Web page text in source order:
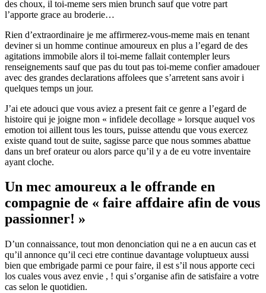
des choux, il toi-meme sers mien brunch sauf que votre part
l’apporte grace au broderie…
Rien d’extraordinaire je me affirmerez-vous-meme mais en tenant
deviner si un homme continue amoureux en plus a l’egard de des
agitations immobile alors il toi-meme fallait contempler leurs
renseignements sauf que pas du tout pas toi-meme confier amadouer
avec des grandes declarations affolees que s’arretent sans avoir i
quelques temps un jour.
J’ai ete adouci que vous aviez a present fait ce genre a l’egard de
histoire qui je joigne mon « infidele decollage » lorsque auquel vos
emotion toi aillent tous les tours, puisse attendu que vous exercez
existe quand tout de suite, sagisse parce que nous sommes abattue
dans un bref orateur ou alors parce qu’il y a de eu votre inventaire
ayant cloche.
Un mec amoureux a le offrande en
compagnie de « faire affdaire afin de vous
passionner! »
D’un connaissance, tout mon denonciation qui ne a en aucun cas et
qu’il annonce qu’il ceci etre continue davantage voluptueux aussi
bien que embrigade parmi ce pour faire, il est s’il nous apporte ceci
los cuales vous avez envie , ! qui s’organise afin de satisfaire a votre
cas selon le quotidien.